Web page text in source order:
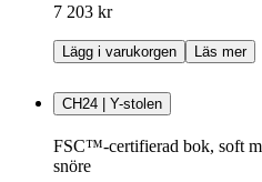
7 203 kr
Lägg i varukorgen Läs mer
CH24 | Y-stolen
FSC™-certifierad bok, soft
snöre